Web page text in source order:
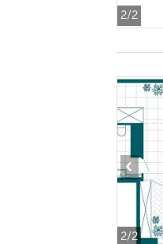
2/2
2/2
‹